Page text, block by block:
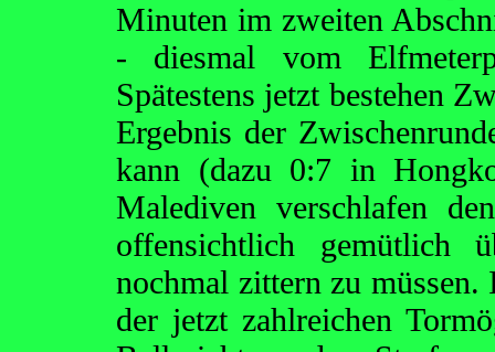
Minuten im zweiten
- diesmal vom
Spätestens jetzt bestehen
Ergebnis der
kann (dazu 0:7 in
Malediven verschlafen
offensichtlich gemütlich
nochmal zittern zu
der jetzt zahlreichen